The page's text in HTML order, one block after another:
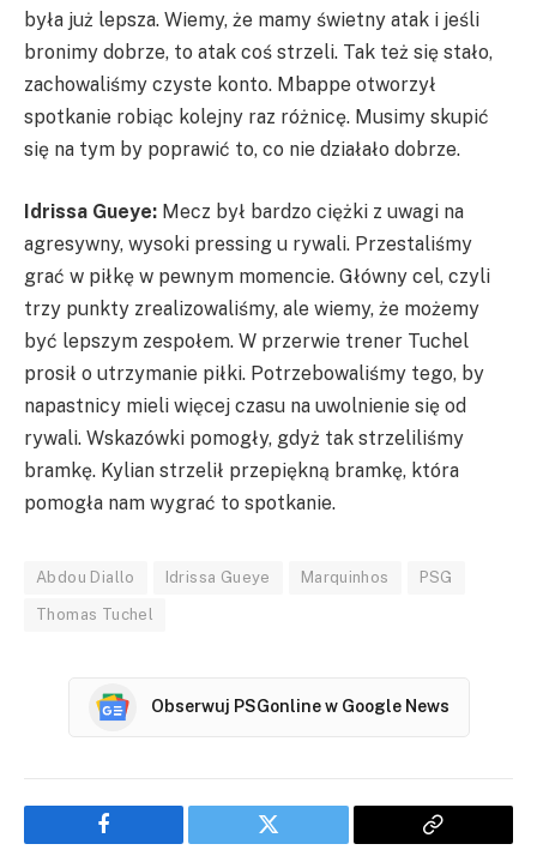
była już lepsza. Wiemy, że mamy świetny atak i jeśli
bronimy dobrze, to atak coś strzeli. Tak też się stało,
zachowaliśmy czyste konto. Mbappe otworzył
spotkanie robiąc kolejny raz różnicę. Musimy skupić
się na tym by poprawić to, co nie działało dobrze.
Idrissa Gueye: Mecz był bardzo ciężki z uwagi na
agresywny, wysoki pressing u rywali. Przestaliśmy
grać w piłkę w pewnym momencie. Główny cel, czyli
trzy punkty zrealizowaliśmy, ale wiemy, że możemy
być lepszym zespołem. W przerwie trener Tuchel
prosił o utrzymanie piłki. Potrzebowaliśmy tego, by
napastnicy mieli więcej czasu na uwolnienie się od
rywali. Wskazówki pomogły, gdyż tak strzeliliśmy
bramkę. Kylian strzelił przepiękną bramkę, która
pomogła nam wygrać to spotkanie.
Abdou Diallo Idrissa Gueye Marquinhos PSG
Thomas Tuchel
Obserwuj PSGonline w Google News
Facebook Twitter
Copy